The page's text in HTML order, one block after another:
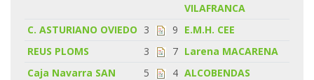
VILAFRANCA
C. ASTURIANO OVIEDO 3 9 E.M.H. CEE
REUS PLOMS
3 7 Larena MACARENA
Caja Navarra SAN
5 4 ALCOBENDAS